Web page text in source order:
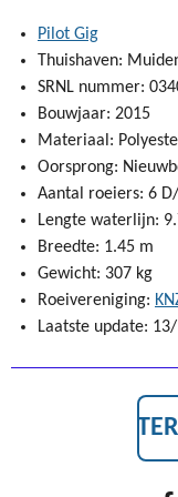
Pilot Gig
Thuishaven:
SRNL nummer:
Bouwjaar: 2015
Materiaal:
Oorsprong:
Aantal roeiers: 6
Lengte waterlijn:
Breedte: 1.45 m
Gewicht: 307 kg
Roeivereniging:
Laatste update: